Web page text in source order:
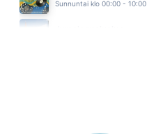
Sunnuntai klo 00:00 - 10:00